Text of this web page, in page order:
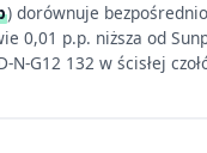
) dorównuje
0,01 p.p. niższa od
N-G12 132 w ścisłej